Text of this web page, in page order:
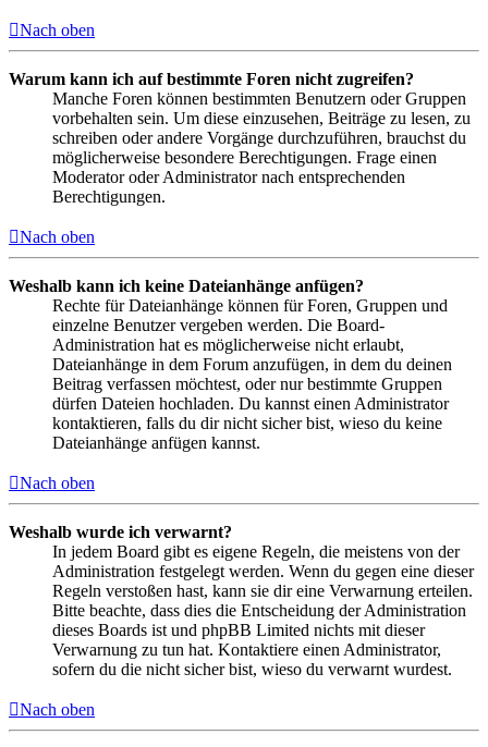
Nach oben
Warum kann ich auf bestimmte Foren nicht zugreifen?
Manche Foren können bestimmten Benutzern oder Gruppen
vorbehalten sein. Um diese einzusehen, Beiträge zu lesen, zu
schreiben oder andere Vorgänge durchzuführen, brauchst du
möglicherweise besondere Berechtigungen. Frage einen
Moderator oder Administrator nach entsprechenden
Berechtigungen.
Nach oben
Weshalb kann ich keine Dateianhänge anfügen?
Rechte für Dateianhänge können für Foren, Gruppen und
einzelne Benutzer vergeben werden. Die Board-
Administration hat es möglicherweise nicht erlaubt,
Dateianhänge in dem Forum anzufügen, in dem du deinen
Beitrag verfassen möchtest, oder nur bestimmte Gruppen
dürfen Dateien hochladen. Du kannst einen Administrator
kontaktieren, falls du dir nicht sicher bist, wieso du keine
Dateianhänge anfügen kannst.
Nach oben
Weshalb wurde ich verwarnt?
In jedem Board gibt es eigene Regeln, die meistens von der
Administration festgelegt werden. Wenn du gegen eine dieser
Regeln verstoßen hast, kann sie dir eine Verwarnung erteilen.
Bitte beachte, dass dies die Entscheidung der Administration
dieses Boards ist und phpBB Limited nichts mit dieser
Verwarnung zu tun hat. Kontaktiere einen Administrator,
sofern du die nicht sicher bist, wieso du verwarnt wurdest.
Nach oben